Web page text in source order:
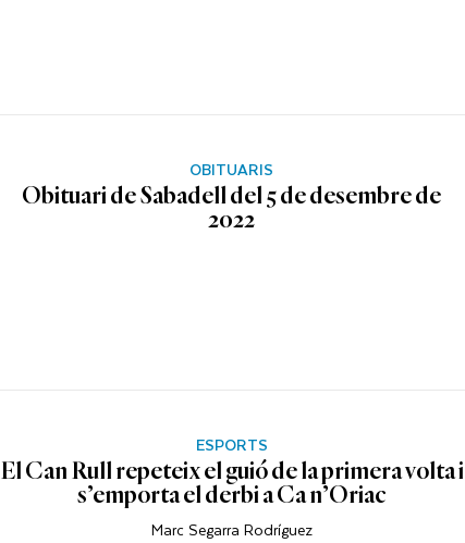
OBITUARIS
Obituari de Sabadell del 5 de desembre de
2022
ESPORTS
El Can Rull repeteix el guió de la primera volta i
s’emporta el derbi a Ca n’Oriac
Marc Segarra Rodríguez